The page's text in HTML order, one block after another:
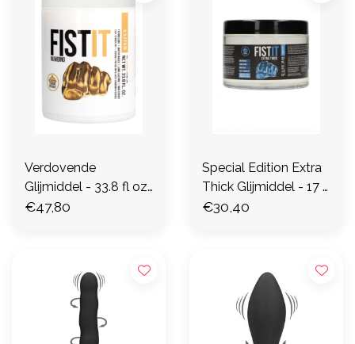
Verdovende
Glijmiddel - 33.8 fl oz
/ 1000 ml
€47,80
Special Edition Extra
Thick Glijmiddel - 17 fl
oz / 500 ml
€30,40